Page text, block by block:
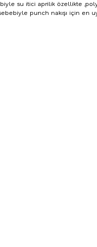
su itici aprilik özellikte
punch nakışı için en